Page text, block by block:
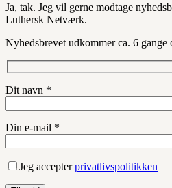
Ja, tak. Jeg vil gerne modtage
Luthersk Netværk.
Nyhedsbrevet udkommer ca. 6 gange
Dit navn *
Din e-mail *
Jeg accepterprivatlivspolitikken